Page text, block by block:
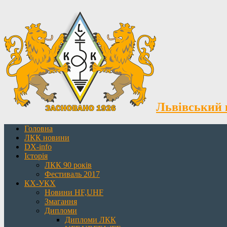
Львівський
Головна
ЛКК новини
DX-info
Історія
ЛКК 90 років
Фестиваль 2017
КХ-УКХ
Новини HF,UHF
Змагання
Дипломи
Дипломи ЛКК